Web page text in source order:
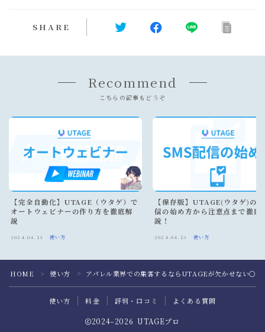
SHARE
Recommend
こちらの記事もどうぞ
【完全自動化】UTAGE（ウタゲ）で
オートウェビナーの作り方を徹底解
説
2024.04.13 使い方
【保存版】UTAGE(ウタゲ)の
信の始め方から注意点まで徹底
説！
2024.04.13 使い方
HOME ＞ 使い方 ＞ アパレル業界での集客するならUTAGEが欠かせない○○
使い方 料金 評判・口コミ よくある質問
2024–2026 UTAGEプロ